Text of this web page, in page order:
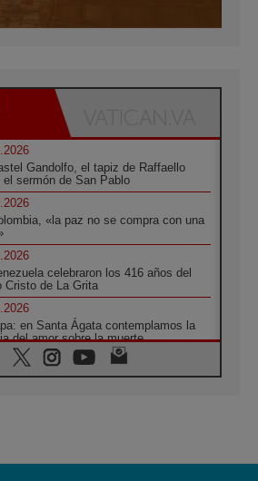
Gandolfo, el tapiz de Raffaello
el sermón de San Pablo
«la paz no se compra con una
celebraron los 416 años del
Cristo de La Grita
en Santa Ágata contemplamos la
del amor sobre la muerte
visitará el Santuario de la Madre